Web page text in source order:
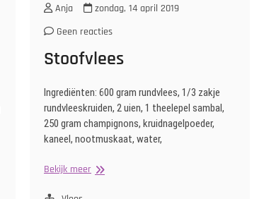
Anja
zondag, 14 april 2019
Geen reacties
Stoofvlees
Ingrediënten: 600 gram rundvlees, 1/3 zakje
rundvleeskruiden, 2 uien, 1 theelepel sambal,
250 gram champignons, kruidnagelpoeder,
kaneel, nootmuskaat, water,
Bekijk meerStoofvlees